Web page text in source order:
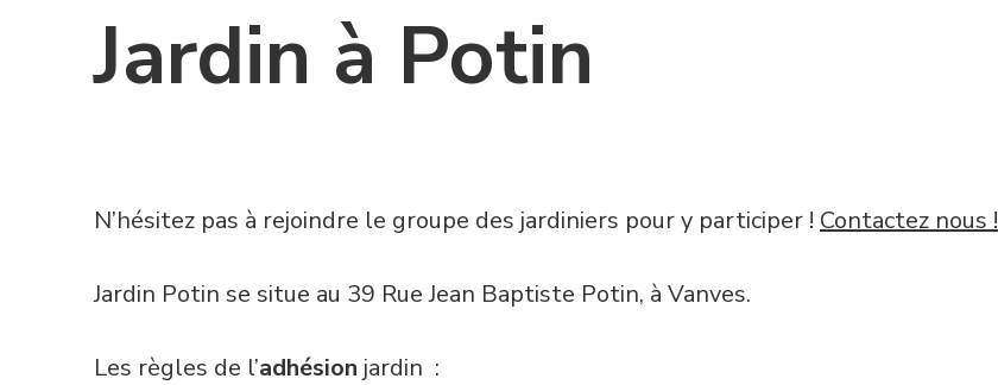
Jardin à Potin
N’hésitez pas à rejoindre le groupe des jardiniers pour y participer ! Contactez nous !
Jardin Potin se situe au 39 Rue Jean Baptiste Potin, à Vanves.
Les règles de l’adhésion jardin :